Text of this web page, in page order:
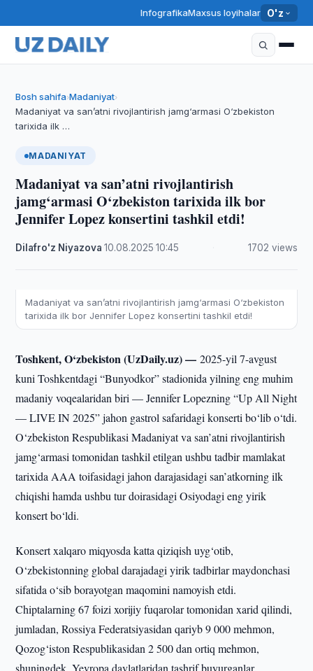
InfografikaMaxsus loyihalar O'z
Bosh sahifa›Madaniyat›
Madaniyat va san’atni rivojlantirish jamg‘armasi O‘zbekiston
tarixida ilk …
MADANIYAT
Madaniyat va san’atni rivojlantirish
jamg‘armasi O‘zbekiston tarixida ilk bor
Jennifer Lopez konsertini tashkil etdi!
Dilafro'z Niyazova ·10.08.2025 ·10:45 1702 views
Madaniyat va san’atni rivojlantirish jamg‘armasi O‘zbekiston
tarixida ilk bor Jennifer Lopez konsertini tashkil etdi!
Toshkent, O‘zbekiston (UzDaily.uz) —2025-yil 7-avgust
kuni Toshkentdagi “Bunyodkor” stadionida yilning eng muhim
madaniy voqealaridan biri — Jennifer Lopezning “Up All Night
— LIVE IN 2025” jahon gastrol safaridagi konserti bo‘lib o‘tdi.
O‘zbekiston Respublikasi Madaniyat va san’atni rivojlantirish
jamg‘armasi tomonidan tashkil etilgan ushbu tadbir mamlakat
tarixida AAA toifasidagi jahon darajasidagi san’atkorning ilk
chiqishi hamda ushbu tur doirasidagi Osiyodagi eng yirik
konsert bo‘ldi.
Konsert xalqaro miqyosda katta qiziqish uyg‘otib,
O‘zbekistonning global darajadagi yirik tadbirlar maydonchasi
sifatida o‘sib borayotgan maqomini namoyish etdi.
Chiptalarning 67 foizi xorijiy fuqarolar tomonidan xarid qilindi,
jumladan, Rossiya Federatsiyasidan qariyb 9 000 mehmon,
Qozog‘iston Respublikasidan 2 500 dan ortiq mehmon,
shuningdek, Yevropa davlatlaridan tashrif buyurganlar.